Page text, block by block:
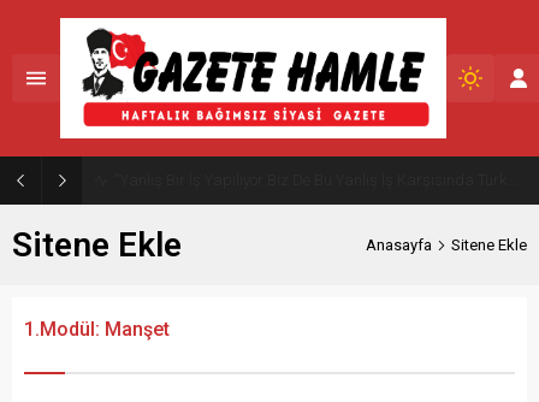
Sitene Ekle Anasayfa Sitene Ekle
1.Modül: Manşet